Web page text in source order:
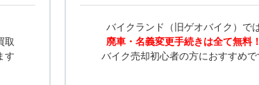
取
す
バイクランド（旧ゲオバイク）で
廃車・名義変更手続きは全て無料！
バイク売却初心者の方におすすめで